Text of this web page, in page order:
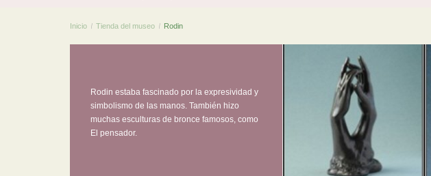
Inicio / Tienda del museo / Rodin
Rodin estaba fascinado por la expresividad y
simbolismo de las manos. También hizo
muchas esculturas de bronce famosos, como
El pensador.